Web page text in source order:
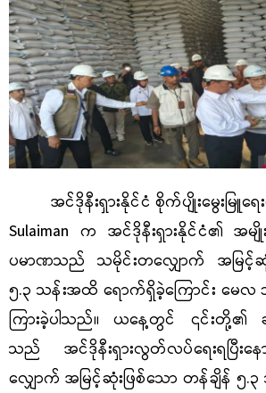
အင်ဒိုနီးရှားနိုင်ငံ စိုက်ပျိုးမွေးမြူရေ
Sulaiman က အင်ဒိုနီးရှားနိုင်ငံ၏ အမ
ပမာဏသည် သမိုင်းတလျှောက် အမြင့်ဆုံ
၅.၃ သန်းအထိ ရောက်ရှိခဲ့ကြောင်း မေလ
ကြားခဲ့ပါသည်။ ယနေ့တွင် ၎င်းတို့၏
သည် အင်ဒိုနီးရှားလွတ်လပ်ရေးရပြီး
လျှောက် အမြင့်ဆုံးဖြစ်သော တန်ချိန် ၅